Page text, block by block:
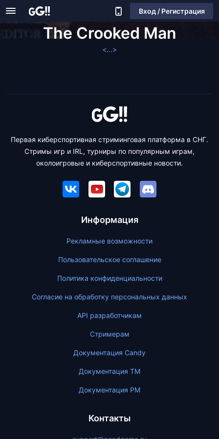
Вход / Регистрация
The Crooked Man
<...>
Первая киберспортивная стриминговая платформа в СНГ.
Стримы игр и IRL, турниры по популярным играм,
околоигровые и киберспортивные новости.
Информация
Рекламные возможности
Пользовательское соглашение
Политика конфиденциальности
Согласие на обработку персональных данных
API разработчикам
Стримерам
Документация Candy
Документация ТМ
Документация PM
Контакты